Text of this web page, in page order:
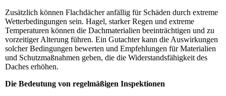
Zusätzlich können Flachdächer anfällig für Schäden durch extreme
Wetterbedingungen sein. Hagel, starker Regen und extreme
Temperaturen können die Dachmaterialien beeinträchtigen und zu
vorzeitiger Alterung führen. Ein Gutachter kann die Auswirkungen
solcher Bedingungen bewerten und Empfehlungen für Materialien
und Schutzmaßnahmen geben, die die Widerstandsfähigkeit des
Daches erhöhen.
Die Bedeutung von regelmäßigen Inspektionen